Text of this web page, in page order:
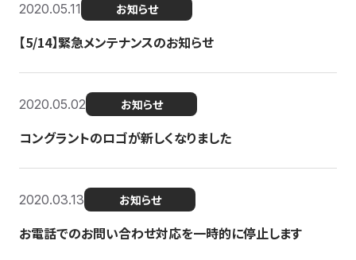
2020.05.11 お知らせ
【5/14】緊急メンテナンスのお知らせ
2020.05.02 お知らせ
コングラントのロゴが新しくなりました
2020.03.13 お知らせ
お電話でのお問い合わせ対応を一時的に停止します